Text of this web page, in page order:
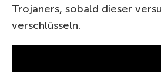
Trojaners, sobald dieser
verschlüsseln.